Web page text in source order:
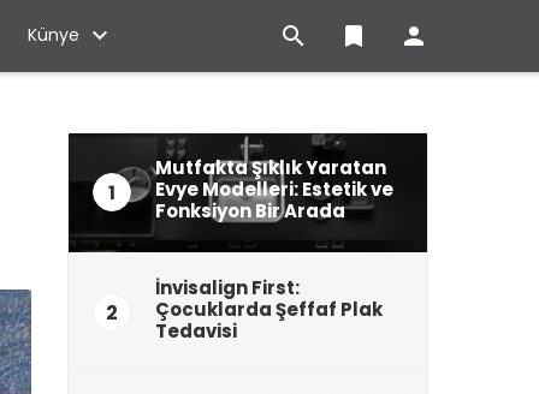
Künye  bookmark 
1
Mutfakta Şıklık Yaratan
Evye Modelleri: Estetik ve
Fonksiyon Bir Arada
2
İnvisalign First:
Çocuklarda Şeffaf Plak
Tedavisi